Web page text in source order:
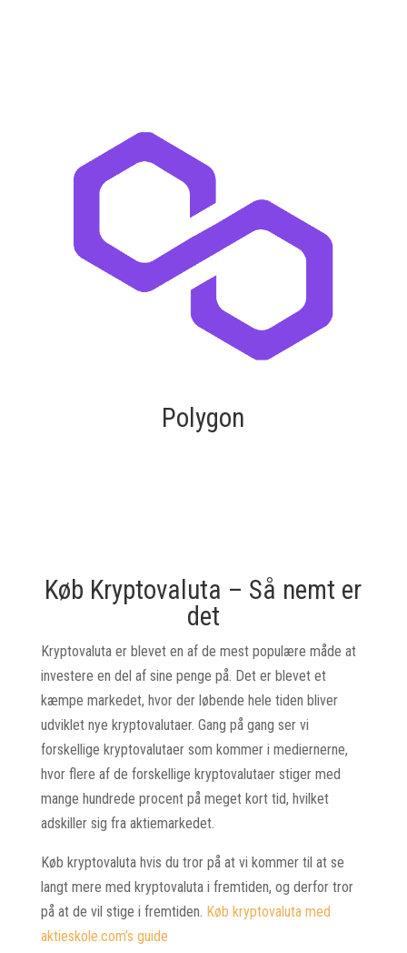
Polygon
Køb Kryptovaluta – Så nemt er
det
Kryptovaluta er blevet en af de mest populære måde at
investere en del af sine penge på. Det er blevet et
kæmpe markedet, hvor der løbende hele tiden bliver
udviklet nye kryptovalutaer. Gang på gang ser vi
forskellige kryptovalutaer som kommer i mediernerne,
hvor flere af de forskellige kryptovalutaer stiger med
mange hundrede procent på meget kort tid, hvilket
adskiller sig fra aktiemarkedet.
Køb kryptovaluta hvis du tror på at vi kommer til at se
langt mere med kryptovaluta i fremtiden, og derfor tror
på at de vil stige i fremtiden. Køb kryptovaluta med
aktieskole.com’s guide